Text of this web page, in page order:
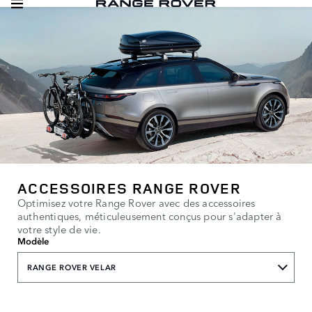
ACCESSOIRES RANGE ROVER
Optimisez votre Range Rover avec des accessoires
authentiques, méticuleusement conçus pour s'adapter à
votre style de vie.
Modèle
RANGE ROVER VELAR